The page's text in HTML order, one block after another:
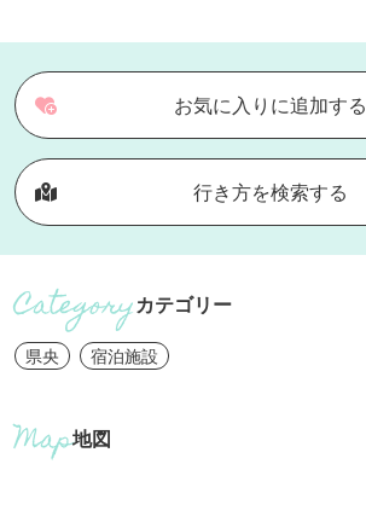
お気に入りに追加する
行き方を検索する
カテゴリー
県央 宿泊施設
地図